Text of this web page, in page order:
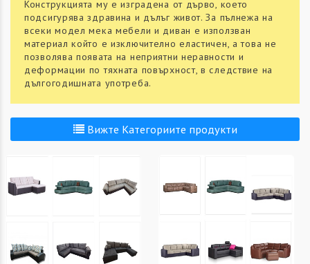
Конструкцията му е изградена от дърво, което
подсигурява здравина и дълъг живот. За пълнежа на
всеки модел мека мебели и диван е използван
материал който е изключително еластичен, а това не
позволява появата на неприятни неравности и
деформации по тяхната повърхност, в следствие на
дългогодишната употреба.
Вижте Категориите продукти